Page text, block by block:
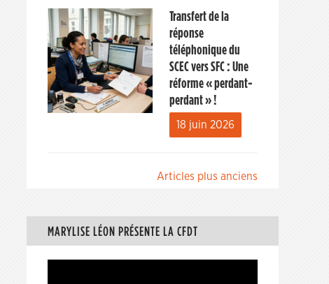
Transfert de la
réponse
téléphonique du
SCEC vers SFC : Une
réforme « perdant-
perdant » !
18 juin 2026
articles
Articles plus anciens
MARYLISE LÉON PRÉSENTE LA CFDT